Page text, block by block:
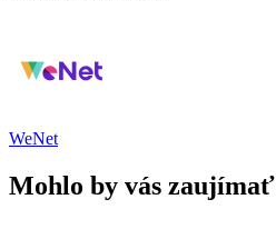
WeNet
Mohlo by vás zaujímať